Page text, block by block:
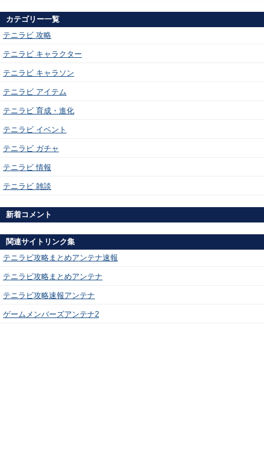
カテゴリー一覧
テニラビ 攻略
テニラビ キャラクター
テニラビ キャラソン
テニラビ アイテム
テニラビ 育成・進化
テニラビ イベント
テニラビ ガチャ
テニラビ 情報
テニラビ 雑談
新着コメント
関連サイトリンク集
テニラビ攻略まとめアンテナ速報
テニラビ攻略まとめアンテナ
テニラビ攻略速報アンテナ
ゲームメンバーズアンテナ2